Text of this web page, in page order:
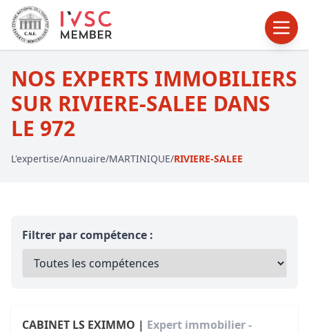
NOS EXPERTS IMMOBILIERS
SUR RIVIERE-SALEE DANS
LE 972
L'expertise/Annuaire/MARTINIQUE/RIVIERE-SALEE
Filtrer par compétence :
CABINET LS EXIMMO | Expert immobilier -